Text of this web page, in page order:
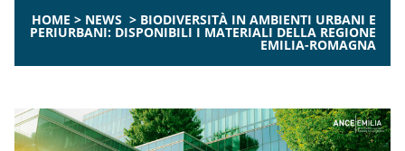
HOME > NEWS > BIODIVERSITÀ IN AMBIENTI URBANI E
PERIURBANI: DISPONIBILI I MATERIALI DELLA REGIONE
EMILIA-ROMAGNA